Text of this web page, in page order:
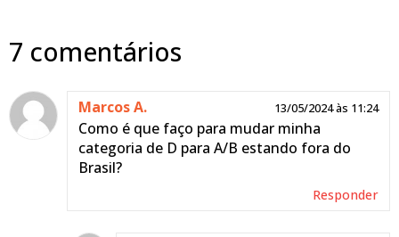
7 comentários
Marcos A. 13/05/2024 às 11:24
Como é que faço para mudar minha
categoria de D para A/B estando fora do
Brasil?
Responder